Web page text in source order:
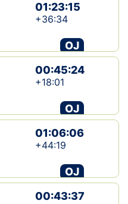
01:23:15
+36:34
OJ
00:45:24
+18:01
OJ
01:06:06
+44:19
OJ
00:43:37